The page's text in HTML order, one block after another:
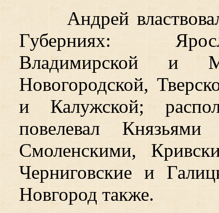
Андрей
Губерниях:
Владимирской и
Новогородской,
и Калужской;
повелевал
Смоленскими,
Черниговские и
Новгород также.